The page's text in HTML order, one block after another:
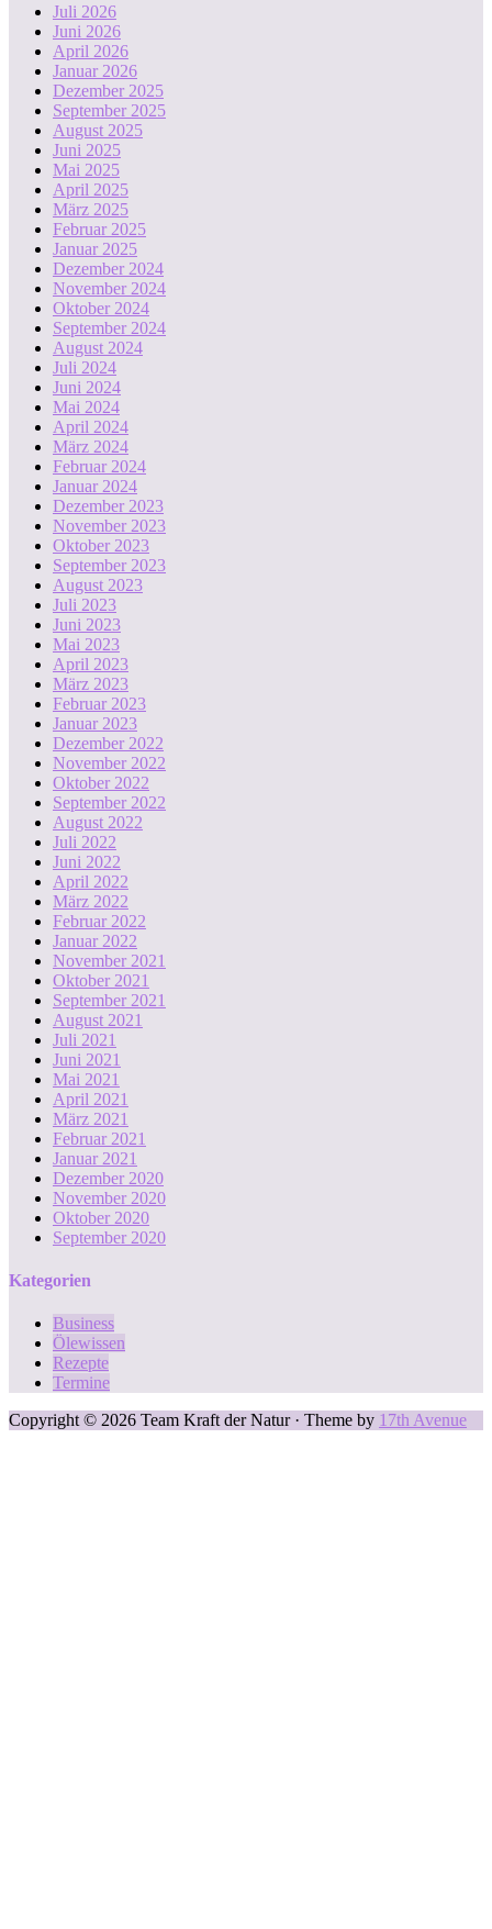
Juli 2026
Juni 2026
April 2026
Januar 2026
Dezember 2025
September 2025
August 2025
Juni 2025
Mai 2025
April 2025
März 2025
Februar 2025
Januar 2025
Dezember 2024
November 2024
Oktober 2024
September 2024
August 2024
Juli 2024
Juni 2024
Mai 2024
April 2024
März 2024
Februar 2024
Januar 2024
Dezember 2023
November 2023
Oktober 2023
September 2023
August 2023
Juli 2023
Juni 2023
Mai 2023
April 2023
März 2023
Februar 2023
Januar 2023
Dezember 2022
November 2022
Oktober 2022
September 2022
August 2022
Juli 2022
Juni 2022
April 2022
März 2022
Februar 2022
Januar 2022
November 2021
Oktober 2021
September 2021
August 2021
Juli 2021
Juni 2021
Mai 2021
April 2021
März 2021
Februar 2021
Januar 2021
Dezember 2020
November 2020
Oktober 2020
September 2020
Kategorien
Business
Ölewissen
Rezepte
Termine
Copyright © 2026 Team Kraft der Natur · Theme by 17th Avenue